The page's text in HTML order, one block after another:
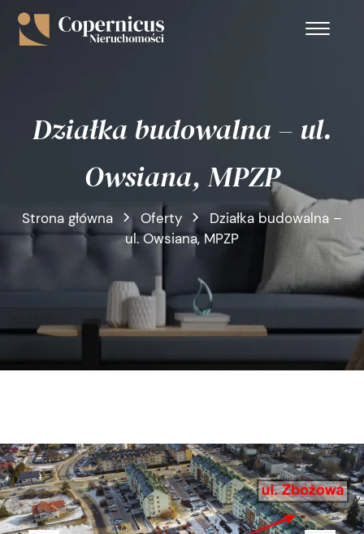
Działka budowalna – ul.
Owsiana, MPZP
Strona główna Oferty
Działka budowalna –
ul. Owsiana, MPZP